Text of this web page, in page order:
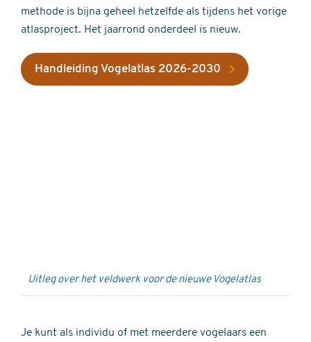
methode is bijna geheel hetzelfde als tijdens het vorige
atlasproject. Het jaarrond onderdeel is nieuw.
Handleiding Vogelatlas 2026-2030
Uitleg over het veldwerk voor de nieuwe Vogelatlas
Je kunt als individu of met meerdere vogelaars een